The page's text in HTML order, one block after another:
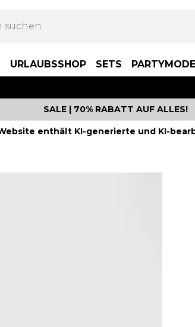
URLAUBSSHOP SETS PARTYMODE
SALE | 70% RABATT AUF ALLES!
enthält KI-generierte und KI-